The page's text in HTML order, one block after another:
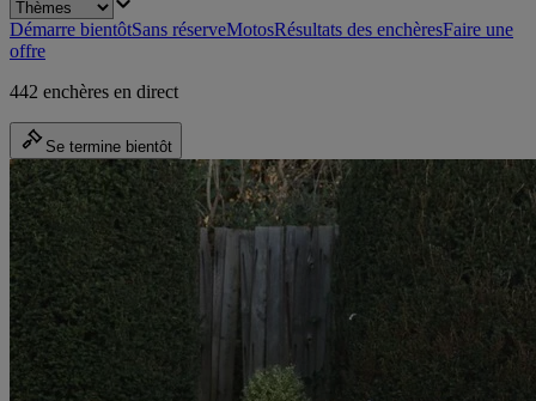
Démarre bientôtSans réserveMotosRésultats des enchèresFaire une
offre
442 enchères en direct
Se termine bientôt